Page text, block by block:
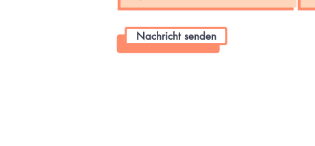
Nachricht senden